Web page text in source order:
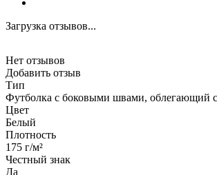
Загрузка отзывов...
Нет отзывов
Добавить отзыв
Тип
Футболка с боковыми швами, облегающий
Цвет
Белый
Плотность
175 г/м²
Честный знак
Да